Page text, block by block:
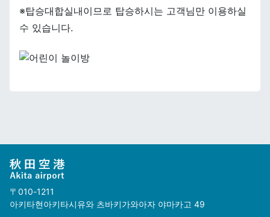
※탑승대합실내이므로 탑승하시는 고객님만 이용하실
수 있습니다.
〒010-1211
아키타현아키타시유와 츠바키가와아자 야마카고 49